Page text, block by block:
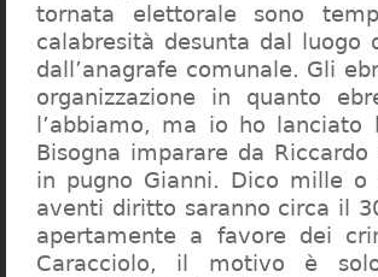
tornata elettorale sono
calabresità desunta dal
dall’anagrafe comunale. Gli
organizzazione in quanto
l’abbiamo, ma io ho lanciato
Bisogna imparare da
in pugno Gianni. Dico mille
aventi diritto saranno circa il
apertamente a favore dei
Caracciolo, il motivo è